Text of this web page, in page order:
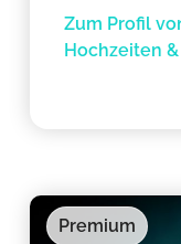
Zum Profil
Hochzeiten &
Premium